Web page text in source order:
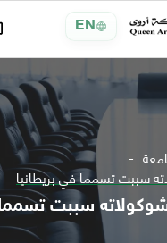
EN
سببت تسمما في بريطانيا
سببت